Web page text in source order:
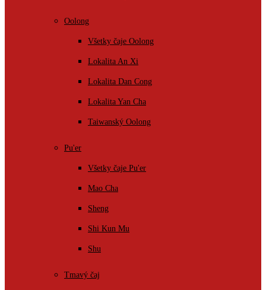
Oolong
Všetky čaje Oolong
Lokalita An Xi
Lokalita Dan Cong
Lokalita Yan Cha
Taiwanský Oolong
Pu'er
Všetky čaje Pu'er
Mao Cha
Sheng
Shi Kun Mu
Shu
Tmavý čaj